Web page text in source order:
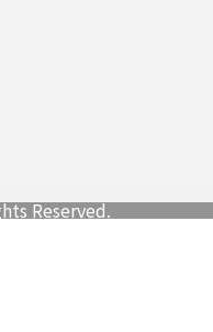
Reserved.